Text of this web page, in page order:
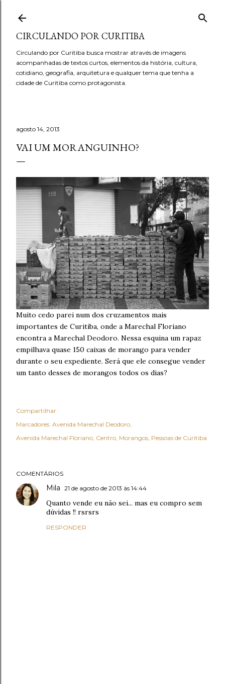
CIRCULANDO POR CURITIBA
Circulando por Curitiba busca mostrar através de imagens
acompanhadas de textos curtos, elementos da história, cultura,
cotidiano, geografia, arquitetura e qualquer tema que tenha a
cidade de Curitiba como protagonista.
agosto 14, 2013
VAI UM MORANGUINHO?
Muito cedo parei num dos cruzamentos mais
importantes de Curitiba, onde a Marechal Floriano
encontra a Marechal Deodoro. Nessa esquina um rapaz
empilhava quase 150 caixas de morango para vender
durante o seu expediente. Será que ele consegue vender
um tanto desses de morangos todos os dias?
Compartilhar
Marcadores: Avenida Marechal Deodoro
Avenida Marechal Floriano Centro Morangos Pessoas de Curitiba
COMENTÁRIOS
Mila 21 de agosto de 2013 às 14:44
Quanto vende eu não sei... mas eu compro sem
dúvidas !! rsrsrs
RESPONDER